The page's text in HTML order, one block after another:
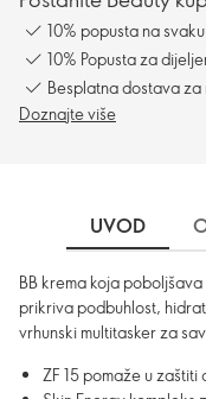
10% popusta na
10% Popusta za
Besplatna dostava
Doznajte više
UVOD
BB krema koja
prikriva podbuhlost,
vrhunski multitasker za
ZF 15 pomaže u